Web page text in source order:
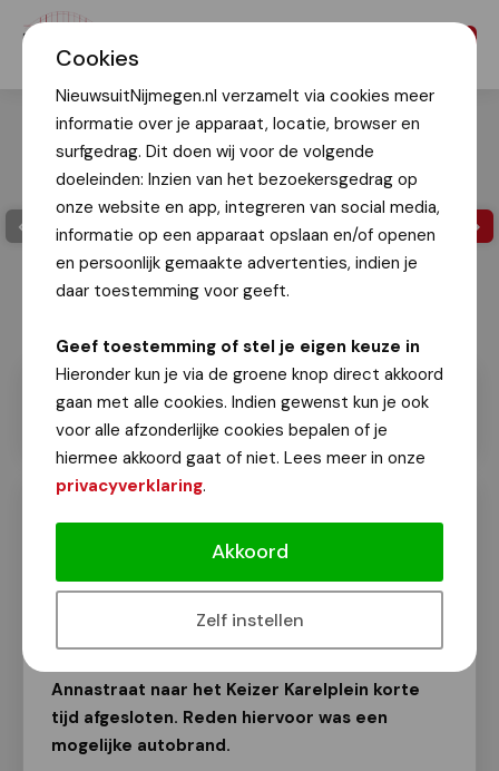
Cookies
NieuwsuitNijmegen.nl verzamelt via cookies meer
informatie over je apparaat, locatie, browser en
surfgedrag. Dit doen wij voor de volgende
doeleinden: Inzien van het bezoekersgedrag op
onze website en app, integreren van social media,
informatie op een apparaat opslaan en/of openen
en persoonlijk gemaakte advertenties, indien je
daar toestemming voor geeft.
Geef toestemming of stel je eigen keuze in
Hieronder kun je via de groene knop direct akkoord
gaan met alle cookies. Indien gewenst kun je ook
voor alle afzonderlijke cookies bepalen of je
hiermee akkoord gaat of niet. Lees meer in onze
privacyverklaring.
Akkoord
Zelf instellen
Rijbaan richting Keizer Karelplein dicht
Lars Schwachöfer
Annastraat naar het Keizer Karelplein korte
tijd afgesloten. Reden hiervoor was een
mogelijke autobrand.